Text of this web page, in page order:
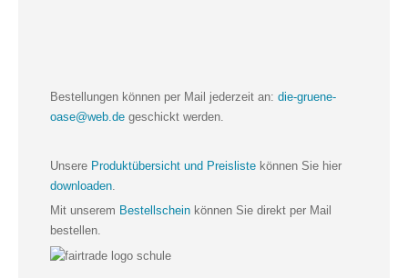
Bestellungen können per Mail jederzeit an: die-gruene-
oase@web.de geschickt werden.
Unsere Produktübersicht und Preisliste können Sie hier
downloaden
Mit unserem Bestellschein können Sie direkt per Mail
bestellen.